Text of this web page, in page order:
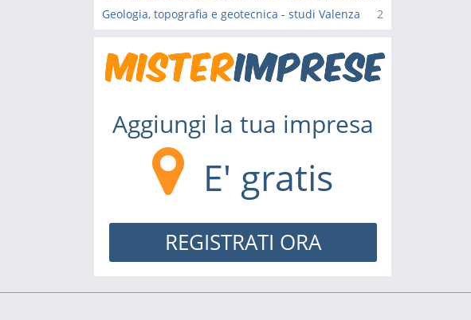
2
Geologia, topografia e geotecnica - studi Valenza
Aggiungi la tua impresa
E' gratis
REGISTRATI ORA